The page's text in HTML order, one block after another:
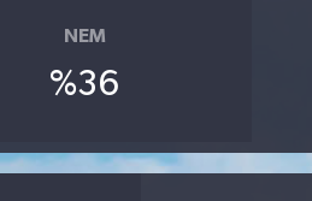
NEM
%36